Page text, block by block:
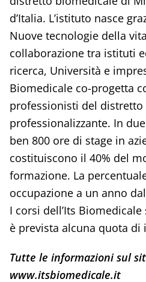
d’Italia. L’istituto nasce
Nuove tecnologie della
collaborazione tra istituti
ricerca, Università e
Biomedicale co-progetta
professionisti del
professionalizzante. In
ben 800 ore di stage in
costituiscono il 40% del
formazione. La
occupazione a un anno
I corsi dell’Its
è prevista alcuna quota di
Tutte le informazioni sul
www.itsbiomedicale.it